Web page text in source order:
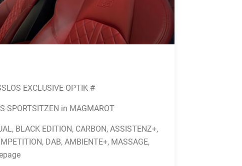
EXCLUSIVE OPTIK #
SPORTSITZEN in MAGMAROT
BLACK EDITION, CARBON, ASSISTENZ+,
DAB, AMBIENTE+, MASSAGE,